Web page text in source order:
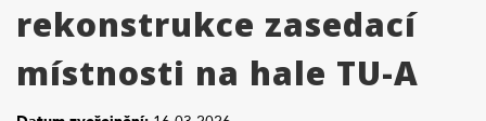
rekonstrukce zasedací
místnosti na hale TU-A